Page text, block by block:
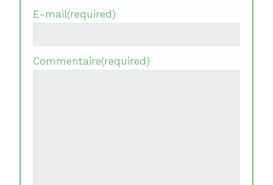
E-mail(required)
Commentaire(required)